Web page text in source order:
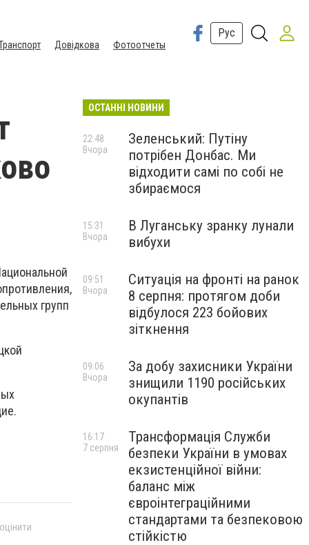
Довідкова Фотоотчеты
Рус
групп
ОСТАННІ НОВИНИ
Зеленський: Путіну
потрібен Донбас. Ми
відходити самі по собі не
збираємося
22:48
Вчора
В Луганську зранку лунали
вибухи
15:31
Вчора
Ситуація на фронті на ранок
8 серпня: протягом доби
відбулося 223 бойових
зіткнення
09:51
Вчора
За добу захисники України
знищили 1190 російських
окупантів
09:06
Вчора
Трансформація Служби
безпеки України в умовах
екзистенційної війни:
баланс між
євроінтеграційними
стандартами та безпековою
стійкістю
16:17
7 серпня